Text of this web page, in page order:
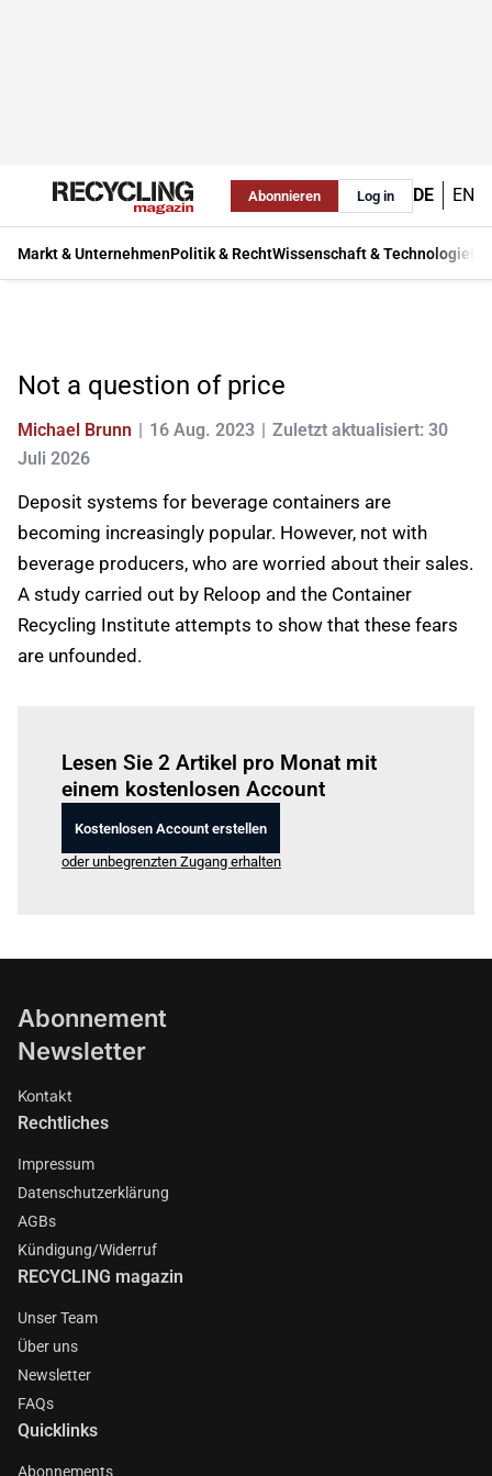
Abonnieren Log in DE EN
Markt & UnternehmenPolitik & RechtWissenschaft & Technologie
Not a question of price
Michael Brunn 16 Aug. 2023
Zuletzt aktualisiert: 30
Juli 2026
Deposit systems for beverage containers are
becoming increasingly popular. However, not with
beverage producers, who are worried about their sales.
A study carried out by Reloop and the Container
Recycling Institute attempts to show that these fears
are unfounded.
Lesen Sie 2 Artikel pro Monat mit
einem kostenlosen Account
Kostenlosen Account erstellen
oder unbegrenzten Zugang erhalten
Abonnement
Newsletter
Kontakt
Rechtliches
Impressum
Datenschutzerklärung
AGBs
Kündigung/Widerruf
RECYCLING magazin
Unser Team
Über uns
Newsletter
FAQs
Quicklinks
Abonnements